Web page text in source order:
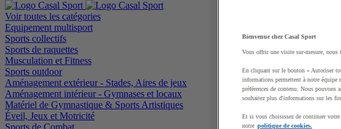
Voir toutes les catégories
Equipement multisport
Sports collectifs
Sports de raquettes
Musculation et Fitness
Sports outdoor
Aménagement extérieur - Stades, Aires de jeux
Aménagement intérieur - Gymnases et locaux
Matériel de Gymnastique & Sports Artistiques
Éveil, Jeux et Motricité
Sports de Combat
Bienvenue chez Casal Sport
Vous offrir une visite sur-mesure,
En cliquant sur le bouton « Autoriser
informations permettent à notre équipe
préférences de contenu. Nous pouvons
souhaitez plus d'informations sur les
Et si vous choisissez de continuer
notre politique de cookies.